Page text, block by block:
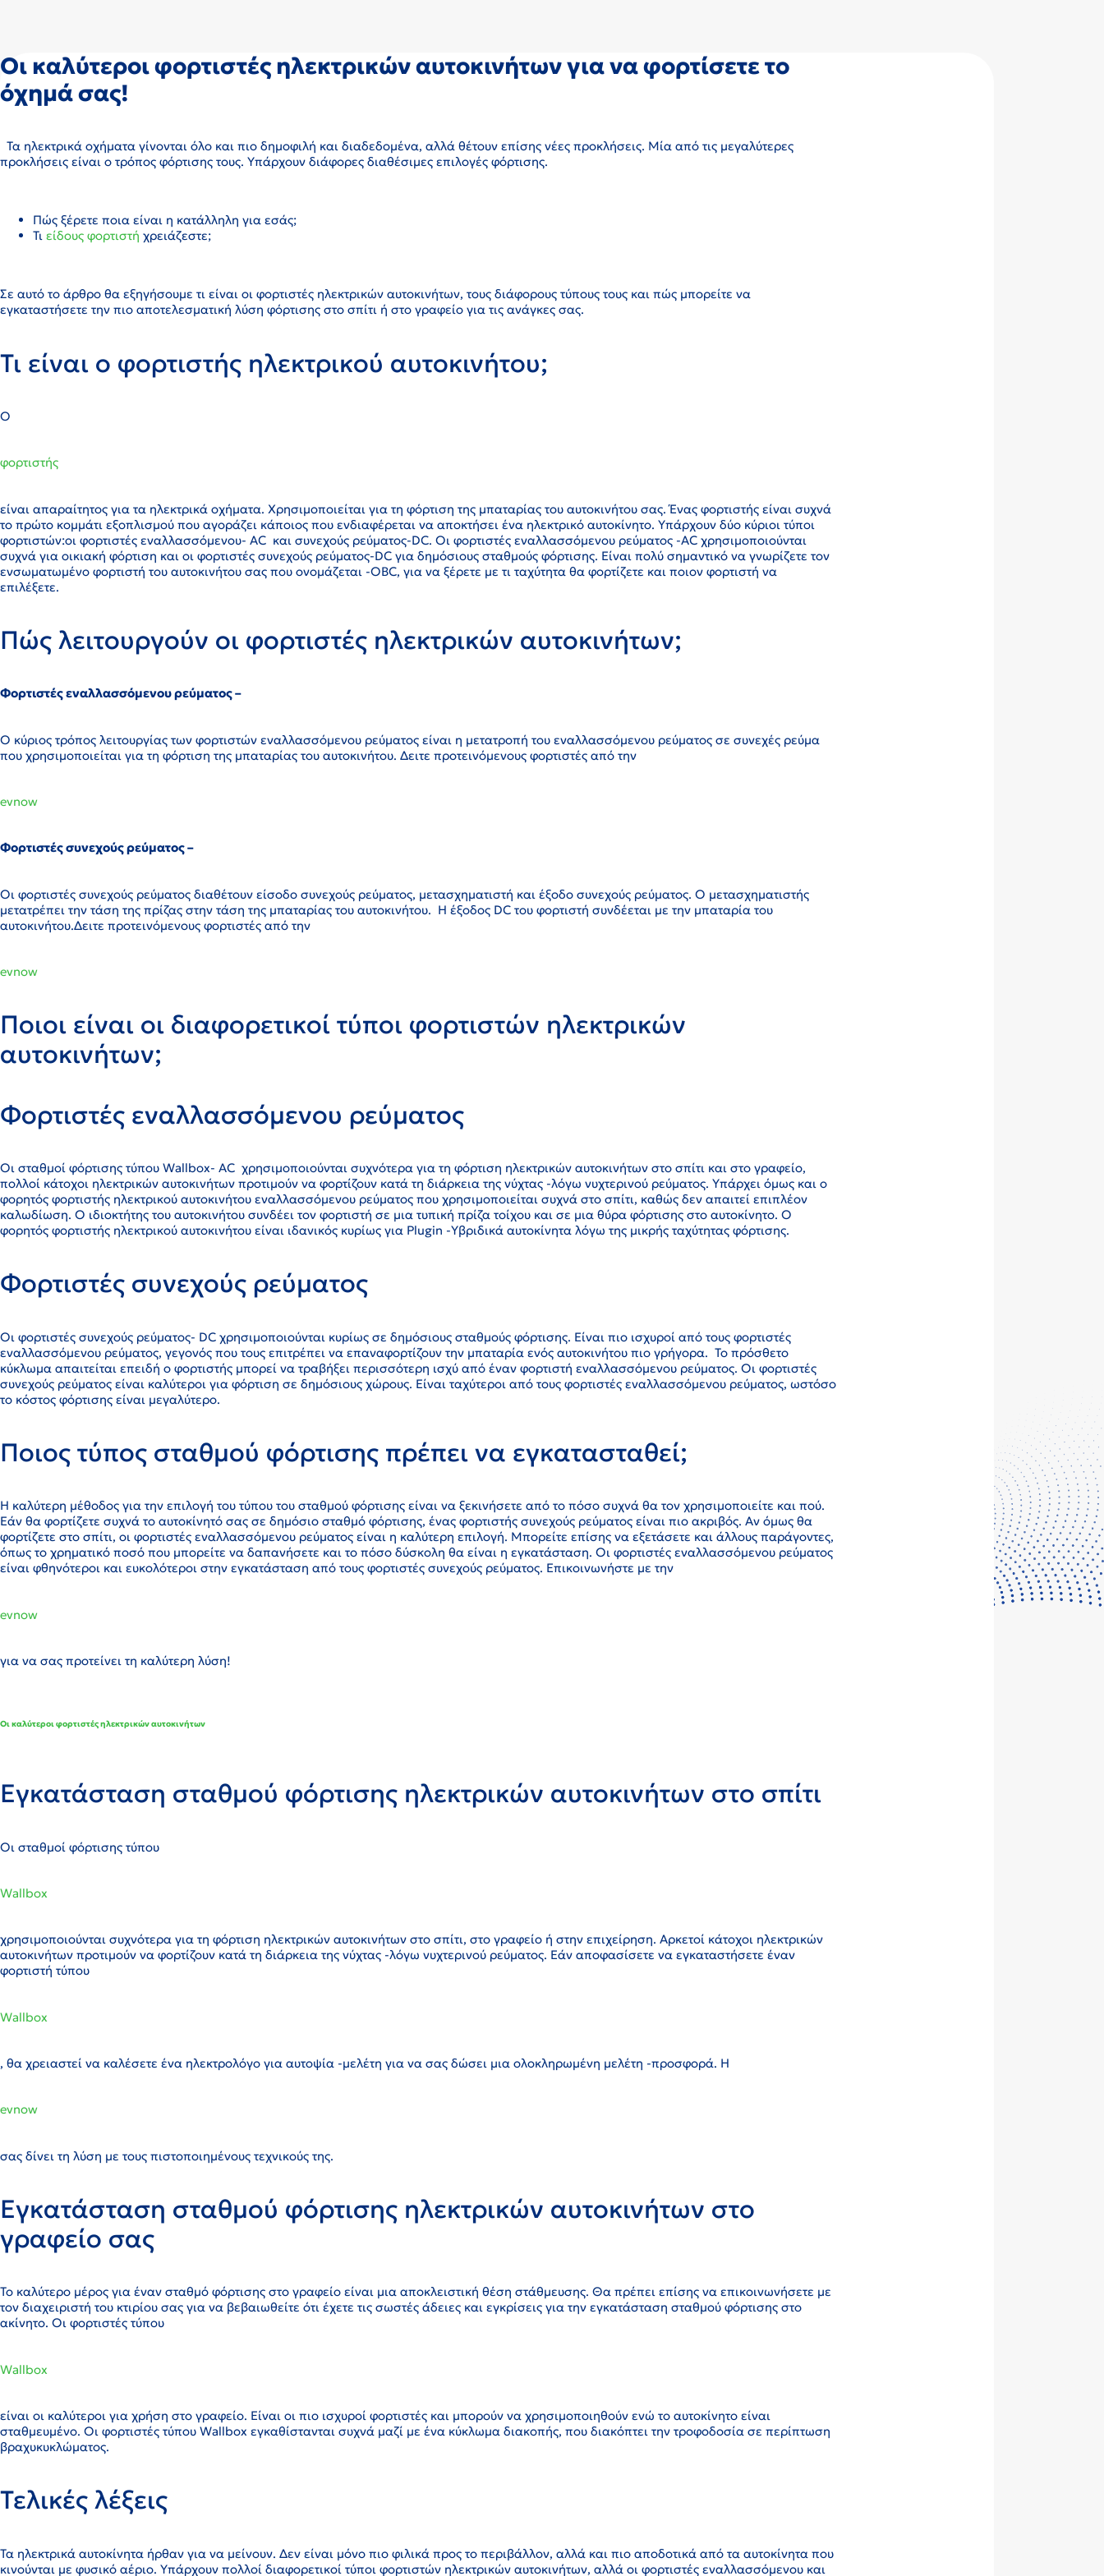
Οι καλύτεροι φορτιστές ηλεκτρικών αυτοκινήτων για να φορτίσετε το
όχημά σας!
Τα ηλεκτρικά οχήματα γίνονται όλο και πιο δημοφιλή και διαδεδομένα, αλλά θέτουν επίσης νέες προκλήσεις. Μία από τις μεγαλύτερες
προκλήσεις είναι ο τρόπος φόρτισης τους. Υπάρχουν διάφορες διαθέσιμες επιλογές φόρτισης.
Πώς ξέρετε ποια είναι η κατάλληλη για εσάς;
Τι είδους φορτιστή χρειάζεστε;
Σε αυτό το άρθρο θα εξηγήσουμε τι είναι οι φορτιστές ηλεκτρικών αυτοκινήτων, τους διάφορους τύπους τους και πώς μπορείτε να
εγκαταστήσετε την πιο αποτελεσματική λύση φόρτισης στο σπίτι ή στο γραφείο για τις ανάγκες σας.
Τι είναι ο φορτιστής ηλεκτρικού αυτοκινήτου;
Ο
φορτιστής
είναι απαραίτητος για τα ηλεκτρικά οχήματα. Χρησιμοποιείται για τη φόρτιση της μπαταρίας του αυτοκινήτου σας. Ένας φορτιστής είναι συχνά
το πρώτο κομμάτι εξοπλισμού που αγοράζει κάποιος που ενδιαφέρεται να αποκτήσει ένα ηλεκτρικό αυτοκίνητο. Υπάρχουν δύο κύριοι τύποι
φορτιστών:οι φορτιστές εναλλασσόμενου- AC και συνεχούς ρεύματος-DC. Οι φορτιστές εναλλασσόμενου ρεύματος -AC χρησιμοποιούνται
συχνά για οικιακή φόρτιση και οι φορτιστές συνεχούς ρεύματος-DC για δημόσιους σταθμούς φόρτισης. Είναι πολύ σημαντικό να γνωρίζετε τον
ενσωματωμένο φορτιστή του αυτοκινήτου σας που ονομάζεται -OBC, για να ξέρετε με τι ταχύτητα θα φορτίζετε και ποιον φορτιστή να
επιλέξετε.
Πώς λειτουργούν οι φορτιστές ηλεκτρικών αυτοκινήτων;
Φορτιστές εναλλασσόμενου ρεύματος –
Ο κύριος τρόπος λειτουργίας των φορτιστών εναλλασσόμενου ρεύματος είναι η μετατροπή του εναλλασσόμενου ρεύματος σε συνεχές ρεύμα
που χρησιμοποιείται για τη φόρτιση της μπαταρίας του αυτοκινήτου. Δειτε προτεινόμενους φορτιστές από την
evnow
Φορτιστές συνεχούς ρεύματος –
Οι φορτιστές συνεχούς ρεύματος διαθέτουν είσοδο συνεχούς ρεύματος, μετασχηματιστή και έξοδο συνεχούς ρεύματος. Ο μετασχηματιστής
μετατρέπει την τάση της πρίζας στην τάση της μπαταρίας του αυτοκινήτου. Η έξοδος DC του φορτιστή συνδέεται με την μπαταρία του
αυτοκινήτου.Δειτε προτεινόμενους φορτιστές από την
evnow
Ποιοι είναι οι διαφορετικοί τύποι φορτιστών ηλεκτρικών
αυτοκινήτων;
Φορτιστές εναλλασσόμενου ρεύματος
Οι σταθμοί φόρτισης τύπου Wallbox- AC χρησιμοποιούνται συχνότερα για τη φόρτιση ηλεκτρικών αυτοκινήτων στο σπίτι και στο γραφείο,
πολλοί κάτοχοι ηλεκτρικών αυτοκινήτων προτιμούν να φορτίζουν κατά τη διάρκεια της νύχτας -λόγω νυχτερινού ρεύματος. Υπάρχει όμως και ο
φορητός φορτιστής ηλεκτρικού αυτοκινήτου εναλλασσόμενου ρεύματος που χρησιμοποιείται συχνά στο σπίτι, καθώς δεν απαιτεί επιπλέον
καλωδίωση. Ο ιδιοκτήτης του αυτοκινήτου συνδέει τον φορτιστή σε μια τυπική πρίζα τοίχου και σε μια θύρα φόρτισης στο αυτοκίνητο. Ο
φορητός φορτιστής ηλεκτρικού αυτοκινήτου είναι ιδανικός κυρίως για Plugin -Υβριδικά αυτοκίνητα λόγω της μικρής ταχύτητας φόρτισης.
Φορτιστές συνεχούς ρεύματος
Οι φορτιστές συνεχούς ρεύματος- DC χρησιμοποιούνται κυρίως σε δημόσιους σταθμούς φόρτισης. Είναι πιο ισχυροί από τους φορτιστές
εναλλασσόμενου ρεύματος, γεγονός που τους επιτρέπει να επαναφορτίζουν την μπαταρία ενός αυτοκινήτου πιο γρήγορα. Το πρόσθετο
κύκλωμα απαιτείται επειδή ο φορτιστής μπορεί να τραβήξει περισσότερη ισχύ από έναν φορτιστή εναλλασσόμενου ρεύματος. Οι φορτιστές
συνεχούς ρεύματος είναι καλύτεροι για φόρτιση σε δημόσιους χώρους. Είναι ταχύτεροι από τους φορτιστές εναλλασσόμενου ρεύματος, ωστόσο
το κόστος φόρτισης είναι μεγαλύτερο.
Ποιος τύπος σταθμού φόρτισης πρέπει να εγκατασταθεί;
Η καλύτερη μέθοδος για την επιλογή του τύπου του σταθμού φόρτισης είναι να ξεκινήσετε από το πόσο συχνά θα τον χρησιμοποιείτε και πού.
Εάν θα φορτίζετε συχνά το αυτοκίνητό σας σε δημόσιο σταθμό φόρτισης, ένας φορτιστής συνεχούς ρεύματος είναι πιο ακριβός. Αν όμως θα
φορτίζετε στο σπίτι, οι φορτιστές εναλλασσόμενου ρεύματος είναι η καλύτερη επιλογή. Μπορείτε επίσης να εξετάσετε και άλλους παράγοντες,
όπως το χρηματικό ποσό που μπορείτε να δαπανήσετε και το πόσο δύσκολη θα είναι η εγκατάσταση. Οι φορτιστές εναλλασσόμενου ρεύματος
είναι φθηνότεροι και ευκολότεροι στην εγκατάσταση από τους φορτιστές συνεχούς ρεύματος. Επικοινωνήστε με την
evnow
για να σας προτείνει τη καλύτερη λύση!
Οι καλύτεροι φορτιστές ηλεκτρικών αυτοκινήτων
Εγκατάσταση σταθμού φόρτισης ηλεκτρικών αυτοκινήτων στο σπίτι
Οι σταθμοί φόρτισης τύπου
Wallbox
χρησιμοποιούνται συχνότερα για τη φόρτιση ηλεκτρικών αυτοκινήτων στο σπίτι, στο γραφείο ή στην επιχείρηση. Αρκετοί κάτοχοι ηλεκτρικών
αυτοκινήτων προτιμούν να φορτίζουν κατά τη διάρκεια της νύχτας -λόγω νυχτερινού ρεύματος. Εάν αποφασίσετε να εγκαταστήσετε έναν
φορτιστή τύπου
Wallbox
, θα χρειαστεί να καλέσετε ένα ηλεκτρολόγο για αυτοψία -μελέτη για να σας δώσει μια ολοκληρωμένη μελέτη -προσφορά. Η
evnow
σας δίνει τη λύση με τους πιστοποιημένους τεχνικούς της.
Εγκατάσταση σταθμού φόρτισης ηλεκτρικών αυτοκινήτων στο
γραφείο σας
Το καλύτερο μέρος για έναν σταθμό φόρτισης στο γραφείο είναι μια αποκλειστική θέση στάθμευσης. Θα πρέπει επίσης να επικοινωνήσετε με
τον διαχειριστή του κτιρίου σας για να βεβαιωθείτε ότι έχετε τις σωστές άδειες και εγκρίσεις για την εγκατάσταση σταθμού φόρτισης στο
ακίνητο. Οι φορτιστές τύπου
Wallbox
είναι οι καλύτεροι για χρήση στο γραφείο. Είναι οι πιο ισχυροί φορτιστές και μπορούν να χρησιμοποιηθούν ενώ το αυτοκίνητο είναι
σταθμευμένο. Οι φορτιστές τύπου Wallbox εγκαθίστανται συχνά μαζί με ένα κύκλωμα διακοπής, που διακόπτει την τροφοδοσία σε περίπτωση
βραχυκυκλώματος.
Τελικές λέξεις
Τα ηλεκτρικά αυτοκίνητα ήρθαν για να μείνουν. Δεν είναι μόνο πιο φιλικά προς το περιβάλλον, αλλά και πιο αποδοτικά από τα αυτοκίνητα που
κινούνται με φυσικό αέριο. Υπάρχουν πολλοί διαφορετικοί τύποι φορτιστών ηλεκτρικών αυτοκινήτων, αλλά οι φορτιστές εναλλασσόμενου και